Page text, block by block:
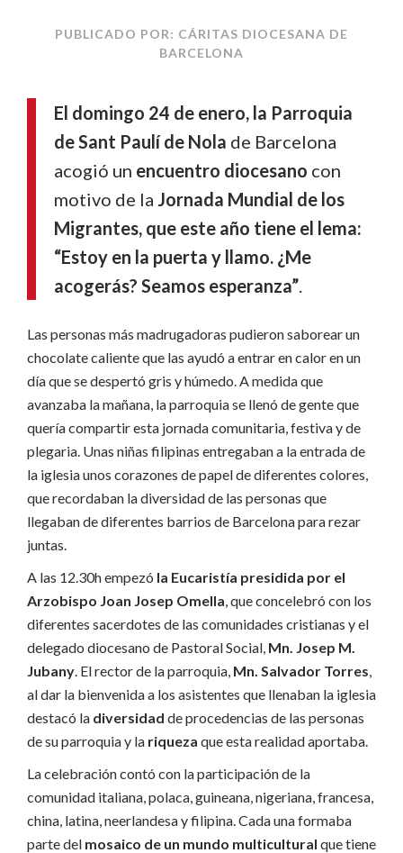
PUBLICADO POR: CÁRITAS DIOCESANA DE
BARCELONA
El domingo 24 de enero, la Parroquia
de Sant Paulí de Nola de Barcelona
acogió un encuentro diocesano con
motivo de la Jornada Mundial de los
Migrantes, que este año tiene el lema:
“Estoy en la puerta y llamo. ¿Me
acogerás? Seamos esperanza”.
Las personas más madrugadoras pudieron saborear un
chocolate caliente que las ayudó a entrar en calor en un
día que se despertó gris y húmedo. A medida que
avanzaba la mañana, la parroquia se llenó de gente que
quería compartir esta jornada comunitaria, festiva y de
plegaria. Unas niñas filipinas entregaban a la entrada de
la iglesia unos corazones de papel de diferentes colores,
que recordaban la diversidad de las personas que
llegaban de diferentes barrios de Barcelona para rezar
juntas.
A las 12.30h empezó la Eucaristía presidida por el
Arzobispo Joan Josep Omella, que concelebró con los
diferentes sacerdotes de las comunidades cristianas y el
delegado diocesano de Pastoral Social, Mn. Josep M.
Jubany. El rector de la parroquia, Mn. Salvador Torres,
al dar la bienvenida a los asistentes que llenaban la iglesia
destacó la diversidad de procedencias de las personas
de su parroquia y la riqueza que esta realidad aportaba.
La celebración contó con la participación de la
comunidad italiana, polaca, guineana, nigeriana, francesa,
china, latina, neerlandesa y filipina. Cada una formaba
parte del mosaico de un mundo multicultural que tiene